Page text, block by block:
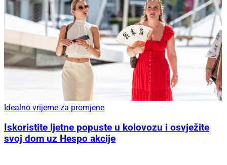
Idealno vrijeme za promjene
Iskoristite ljetne popuste u kolovozu i osvježite
svoj dom uz Hespo akcije